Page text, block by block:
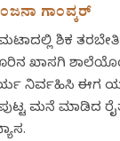
ಗಾಂವ್ಕರ್
ಶಿಕ್ಷಕ
ಖಾಸಗಿ
ನಿರ್ವಹಿಸಿ ಈಗ
ಮನೆ ಮಾಡಿದ